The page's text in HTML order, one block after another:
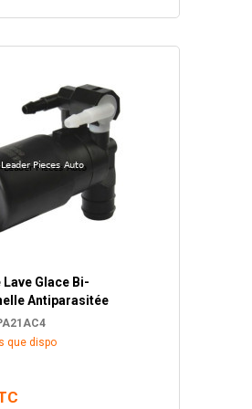
Lave Glace Bi-
Antiparasitée
que dispo